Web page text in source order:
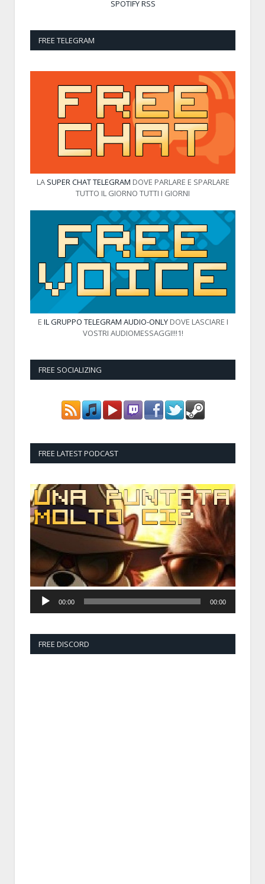
SPOTIFYRSS
FREE TELEGRAM
LA SUPER CHAT TELEGRAM DOVE PARLARE E SPARLARE
TUTTO IL GIORNO TUTTI I GIORNI
E IL GRUPPO TELEGRAM AUDIO-ONLYDOVE LASCIARE I
VOSTRI AUDIOMESSAGGI!!!1!
FREE SOCIALIZING
FREE LATEST PODCAST
Audio
Player
00:00 00:00
FREE DISCORD